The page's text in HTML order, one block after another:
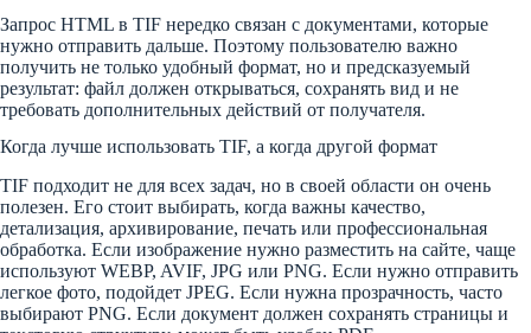
Запрос HTML в TIF нередко связан с документами, которые
нужно отправить дальше. Поэтому пользователю важно
получить не только удобный формат, но и предсказуемый
результат: файл должен открываться, сохранять вид и не
требовать дополнительных действий от получателя.
Когда лучше использовать TIF, а когда другой формат
TIF подходит не для всех задач, но в своей области он очень
полезен. Его стоит выбирать, когда важны качество,
детализация, архивирование, печать или профессиональная
обработка. Если изображение нужно разместить на сайте, чаще
используют WEBP, AVIF, JPG или PNG. Если нужно отправить
легкое фото, подойдет JPEG. Если нужна прозрачность, часто
выбирают PNG. Если документ должен сохранять страницы и